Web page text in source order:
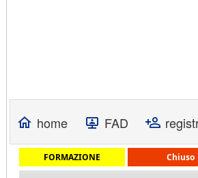
home FAD
FORMAZIONE Chiuso